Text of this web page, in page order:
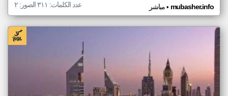
مباشر• mubasher.info عدد الكلمات: ٣١١ الصور: ٢